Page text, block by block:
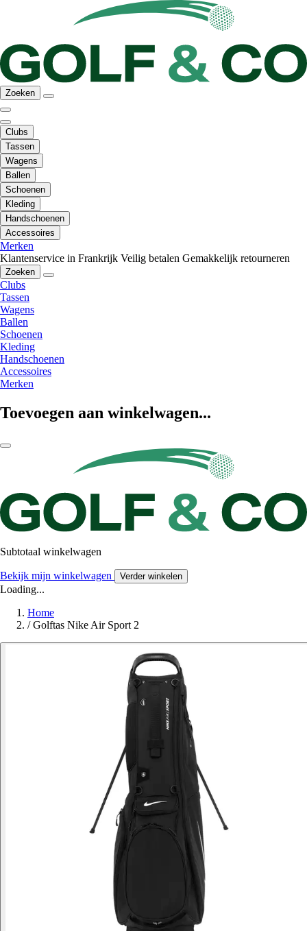
Zoeken
Clubs
Tassen
Wagens
Ballen
Schoenen
Kleding
Handschoenen
Accessoires
Merken
Klantenservice in Frankrijk Veilig betalen Gemakkelijk retourneren
Zoeken
Clubs
Tassen
Wagens
Ballen
Schoenen
Kleding
Handschoenen
Accessoires
Merken
Toevoegen aan winkelwagen...
Subtotaal winkelwagen
Bekijk mijn winkelwagen Verder winkelen
Loading...
Home
/ Golftas Nike Air Sport 2